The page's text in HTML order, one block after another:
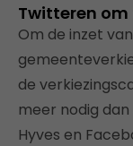
Twitteren
Om de inzet
de
meer nodig
Hyves en